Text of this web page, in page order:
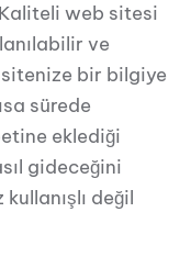
web sitesi
ve
sitenize bir bilgiye
sürede
eklediği
gideceğini
değil